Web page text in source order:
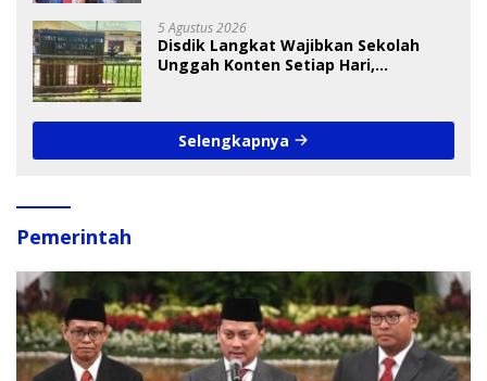
5 Agustus 2026
Disdik Langkat Wajibkan Sekolah
Unggah Konten Setiap Hari,
Selengkapnya
Pemerintah